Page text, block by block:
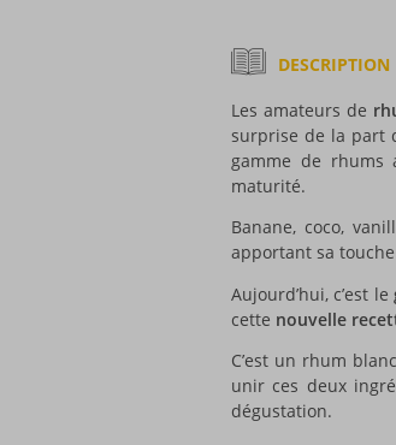
DESCRIPTION
Les amateurs de
surprise de la part
gamme de rhums
maturité.
Banane, coco,
apportant sa
Aujourd’hui, c’est le
cette nouvelle
C’est un rhum
unir ces deux
dégustation.